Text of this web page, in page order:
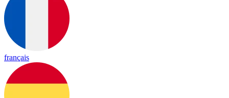
français